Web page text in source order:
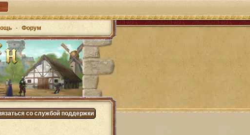
- Форум
со службой поддержки